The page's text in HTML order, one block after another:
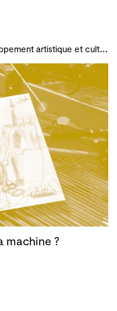
S
pectacle, Développement artistique et culturel des territoires, Actions culturelles, Atelier, master-class, parcours, B!ME 2024
machine ?